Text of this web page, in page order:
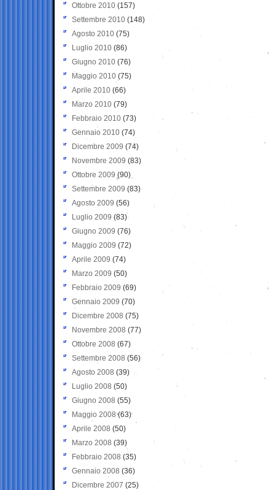
Ottobre 2010 (157)
Settembre 2010 (148)
Agosto 2010 (75)
Luglio 2010 (86)
Giugno 2010 (76)
Maggio 2010 (75)
Aprile 2010 (66)
Marzo 2010 (79)
Febbraio 2010 (73)
Gennaio 2010 (74)
Dicembre 2009 (74)
Novembre 2009 (83)
Ottobre 2009 (90)
Settembre 2009 (83)
Agosto 2009 (56)
Luglio 2009 (83)
Giugno 2009 (76)
Maggio 2009 (72)
Aprile 2009 (74)
Marzo 2009 (50)
Febbraio 2009 (69)
Gennaio 2009 (70)
Dicembre 2008 (75)
Novembre 2008 (77)
Ottobre 2008 (67)
Settembre 2008 (56)
Agosto 2008 (39)
Luglio 2008 (50)
Giugno 2008 (55)
Maggio 2008(63)
Aprile 2008 (50)
Marzo 2008 (39)
Febbraio 2008 (35)
Gennaio 2008 (36)
Dicembre 2007 (25)